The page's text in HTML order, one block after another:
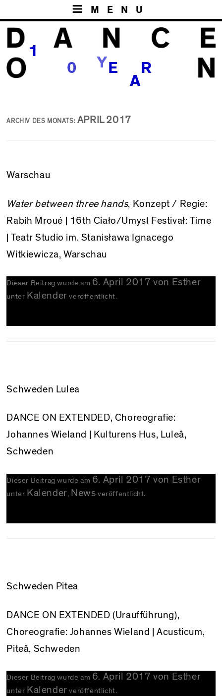
MENU
1
0 Y E
A
R
ARCHIV DES MONATS: APRIL 2017
Warschau
Water between three hands, Konzept / Regie:
Rabih Mroué |
16th Ciało/Umysl Festivał: Time
| Teatr Studio im. Stanisława Ignacego
Witkiewicza, Warschau
Dieser Beitrag wurde am 6. April 2017 von Esther
unter Kalender veröffentlicht.
Schweden Lulea
DANCE ON EXTENDED, Choreografie:
Johannes Wieland | Kulturens Hus, Luleå,
Schweden
Dieser Beitrag wurde am 6. April 2017 von Esther
unter Kalender, News veröffentlicht.
Schweden Pitea
DANCE ON EXTENDED (Uraufführung),
Choreografie: Johannes Wieland | Acusticum,
Piteå, Schweden
Dieser Beitrag wurde am 6. April 2017 von Esther
unter Kalender veröffentlicht.